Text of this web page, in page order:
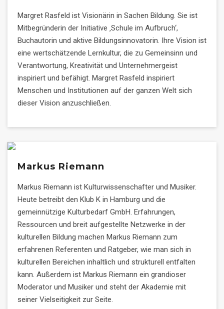
Margret Rasfeld ist Visionärin in Sachen Bildung. Sie ist
Mitbegründerin der Initiative ‚Schule im Aufbruch‘,
Buchautorin und aktive Bildungsinnovatorin. Ihre Vision ist
eine wertschätzende Lernkultur, die zu Gemeinsinn und
Verantwortung, Kreativität und Unternehmergeist
inspiriert und befähigt. Margret Rasfeld inspiriert
Menschen und Institutionen auf der ganzen Welt sich
dieser Vision anzuschließen.
Markus Riemann
Markus Riemann ist Kulturwissenschafter und Musiker.
Heute betreibt den Klub K in Hamburg und die
gemeinnützige Kulturbedarf GmbH. Erfahrungen,
Ressourcen und breit aufgestellte Netzwerke in der
kulturellen Bildung machen Markus Riemann zum
erfahrenen Referenten und Ratgeber, wie man sich in
kulturellen Bereichen inhaltlich und strukturell entfalten
kann. Außerdem ist Markus Riemann ein grandioser
Moderator und Musiker und steht der Akademie mit
seiner Vielseitigkeit zur Seite.